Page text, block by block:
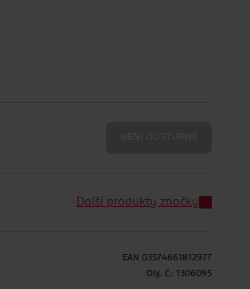
Další produkty značky
EAN 03574661812977
Obj. č.: 1306095